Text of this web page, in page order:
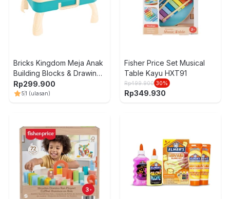
Bricks Kingdom Meja Anak
Building Blocks & Drawing
- Mix
Rp299.900
51 (ulasan)
Fisher Price Set Musical
Table Kayu HXT91
Rp499.900 30%
Rp349.930